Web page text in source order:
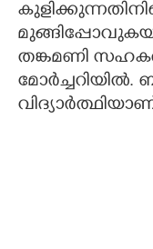
CONTACT US
തങ്കമണി